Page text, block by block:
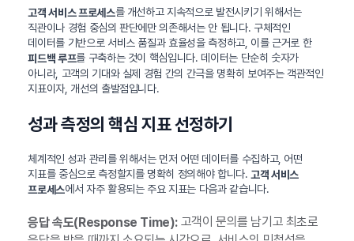
고객 서비스 프로세스를 개선하고 지속적으로 발전시키기 위해서는
직관이나 경험 중심의 판단에만 의존해서는 안 됩니다. 구체적인
데이터를 기반으로 서비스 품질과 효율성을 측정하고, 이를 근거로 한
피드백 루프를 구축하는 것이 핵심입니다. 데이터는 단순히 숫자가
아니라, 고객의 기대와 실제 경험 간의 간극을 명확히 보여주는 객관적인
지표이자, 개선의 출발점입니다.
성과 측정의 핵심 지표 선정하기
체계적인 성과 관리를 위해서는 먼저 어떤 데이터를 수집하고, 어떤
지표를 중심으로 측정할지를 명확히 정의해야 합니다. 고객 서비스
프로세스에서 자주 활용되는 주요 지표는 다음과 같습니다.
응답 속도(Response Time):고객이 문의를 남기고 최초로